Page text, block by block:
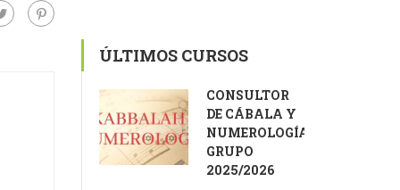
ÚLTIMOS CURSOS
CONSULTOR
DE CÁBALA Y
NUMEROLOGÍA
GRUPO
2025/2026